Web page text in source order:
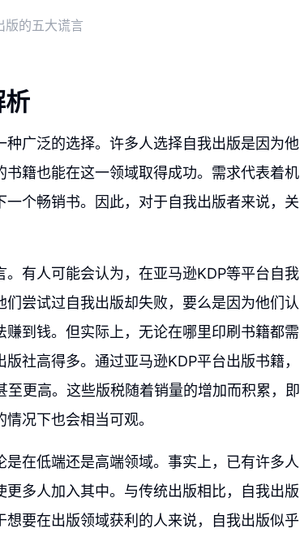
版的五大谎言
析
广泛的选择。许多人选择自我出版是因为他
籍也能在这一领域取得成功。需求代表着机
个畅销书。因此，对于自我出版者来说，关
有人可能会认为，在亚马逊KDP等平台自我
尝试过自我出版却失败，要么是因为他们认
到钱。但实际上，无论在哪里印刷书籍都需
社高得多。通过亚马逊KDP平台出版书籍，
更高。这些版税随着销量的增加而积累，即
况下也会相当可观。
在低端还是高端领域。事实上，已有许多人
多人加入其中。与传统出版相比，自我出版
要在出版领域获利的人来说，自我出版似乎